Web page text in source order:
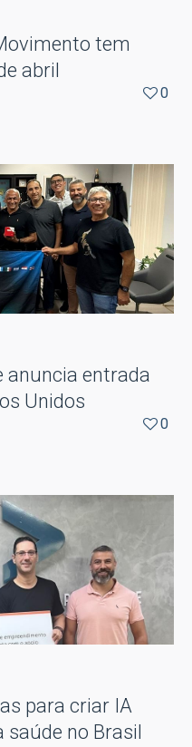
tem
abril
0
anuncia entrada
Unidos
0
para criar IA
no Brasil